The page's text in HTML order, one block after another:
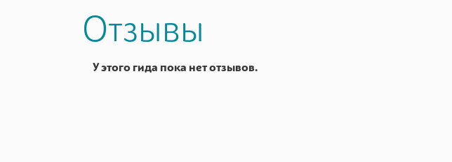
Отзывы
У этого гида пока нет отзывов.